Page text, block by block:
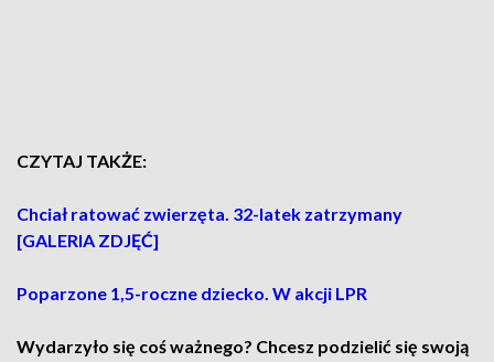
CZYTAJ TAKŻE:
Chciał ratować zwierzęta. 32-latek zatrzymany
[GALERIA ZDJĘĆ]
Poparzone 1,5-roczne dziecko. W akcji LPR
Wydarzyło się coś ważnego? Chcesz podzielić się swoją